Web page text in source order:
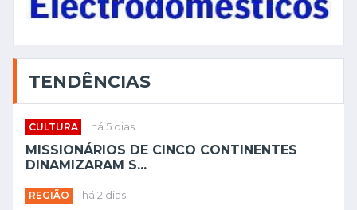
TENDÊNCIAS
CULTURA há 5 dias
MISSIONÁRIOS DE CINCO CONTINENTES
DINAMIZARAM S...
REGIÃO há 2 dias